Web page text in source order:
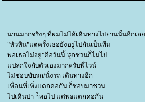
นานมากจริงๆ ที่ผมไม่ได้เดินทางไปย่านนั้นอีกเล
"หัวหิน"แต่ครั้งเธอยังอยู่ไปกันเป็นทีม
พอเธอไม่อยู่"คือวันนี้"ลูกชวนก็ไม่ไป
ปลกใจกับตัวเองมากครับพี่ไวน์
ไม่ชอบขับรถ/นั่งรถ เดินทางอีก
เพื่อนที่เพิ่งแตกคอกัน ก็ชอบมาชวน
ไปเดินป่า ก็พอไป แต่พอแตกคอกัน